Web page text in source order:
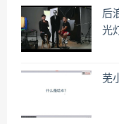
后
光
芜